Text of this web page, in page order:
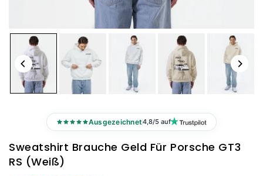
Ausgezeichnet4,8/5 auf
Sweatshirt Brauche Geld Für Porsche GT3
RS (Weiß)